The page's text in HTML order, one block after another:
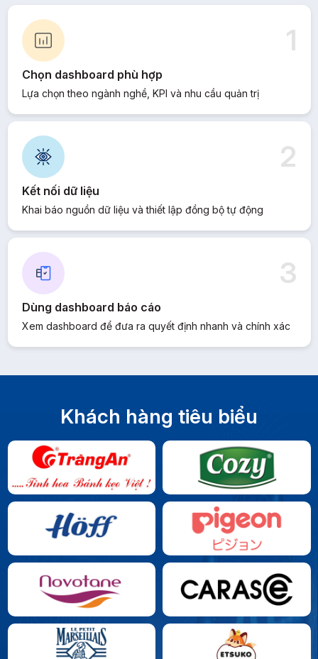
1
Chọn dashboard phù hợp
Lựa chọn theo ngành nghề, KPI và nhu cầu quản trị
2
Kết nối dữ liệu
Khai báo nguồn dữ liệu và thiết lập đồng bộ tự động
3
Dùng dashboard báo cáo
Xem dashboard để đưa ra quyết định nhanh và chính xác
Khách hàng tiêu biểu